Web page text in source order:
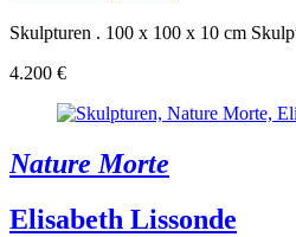
Skulpturen . 100 x 100 x 10 cm
4.200 €
Nature Morte
Elisabeth Lissonde